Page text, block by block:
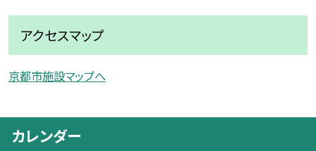
アクセスマップ
京都市施設マップへ
カレンダー